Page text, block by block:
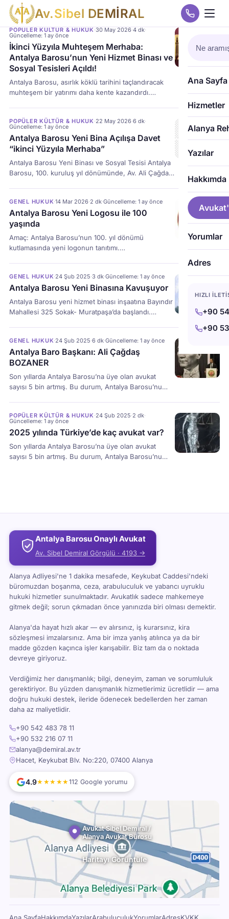
Av.Sibel DEMİRAL
Ana Sayfa
Hizmetler
Alanya
Yazılar
Hakkımda
Yorumlar
Adres
HIZLI
+90
+90
POPÜLER KÜLTÜR & HUKUK·30 May 2026·4 dk·
Güncelleme: 1 ay önce
İkinci Yüzyıla Muhteşem Merhaba:
Antalya Barosu’nun Yeni Hizmet Binası ve
Sosyal Tesisleri Açıldı!
Antalya Barosu, asırlık köklü tarihini taçlandıracak
muhteşem bir yatırımı daha kente kazandırdı.
Binası ve Sosyal Tesisleri, kuruluşun 100. yılında
düzenlenen görkemli bir törenle resmen hizmete
girdi. Türkiye Barolar Birliği (TBB) Başkanı Av. R.
Erinç Sağkan, Antalya Valisi Hulusi Şahin, Muratpaşa
Belediye Başkanı […]
POPÜLER KÜLTÜR & HUKUK·22 May 2026·6 dk·
Güncelleme: 1 ay önce
Antalya Barosu Yeni Bina Açılışa Davet
“ikinci Yüzyıla Merhaba”
Antalya Barosu Yeni Binası ve Sosyal Tesisi Antalya
Barosu, 100. kuruluş yıl dönümünde, Av. Ali Çağdaş
getiriyor. 22 Mayıs 2026 Cuma günü saat 16.00’da
Muratpaşa’da gerçekleştirilecek resmi açılış
töreniyle hizmete girecek olan merkez, yalnızca
fiziki bir yapı olmanın ötesinde, kurumsal bir
vizyonun yansıması olarak […]
GENEL HUKUK·14 Mar 2026·2 dk·Güncelleme: 1 ay önce
Antalya Barosu Yeni Logosu ile 100
yaşında
Amaç: Antalya Barosu’nun 100. yıl dönümü
kutlamasında yeni logonun tanıtımı.
çağrıştıran saat kulesi., defne dalı)
GENEL HUKUK·24 Şub 2025·3 dk·Güncelleme: 1 ay önce
Antalya Barosu Yeni Binasına Kavuşuyor
Antalya Barosu yeni hizmet binası inşaatına Bayındır
Mahallesi 325 Sokak- Muratpaşa’da başlandı.
Erinç Sağkan, Antalya Cumhuriyet Başsavcısı,
Antalya Baro Başkanı Avukat Ali Çağdaş Bozaner,
Önceki Antalya Baro Başkanları Polat Balkan,
Hüseyin Geçilmez, Zafer Köken, Alper Tunga
Bacanlı, Muratpaşa Belediye […]
GENEL HUKUK·24 Şub 2025·6 dk·Güncelleme: 1 ay önce
Antalya Baro Başkanı: Ali Çağdaş
BOZANER
Son yıllarda Antalya Barosu’na üye olan avukat
sayısı 5 bin artmış. Bu durum, Antalya Barosu’nu
büyüme, Antalya Barosu’nun saygınlığının
artmasından kaynaklanıyor.
POPÜLER KÜLTÜR & HUKUK·24 Şub 2025·2 dk·
Güncelleme: 1 ay önce
2025 yılında Türkiye’de kaç avukat var?
Son yıllarda Antalya Barosu’na üye olan avukat
sayısı 5 bin artmış. Bu durum, Antalya Barosu’nu
Antalya Barosu Onaylı Avukat
Av. Sibel Demiral Görgülü · 4193 →
Alanya Adliyesi'ne 1 dakika mesafede, Keykubat Caddesi'ndeki
büromuzdan boşanma, ceza, arabuluculuk ve yabancı uyruklu
hukuki hizmetler sunulmaktadır. Avukatlık sadece mahkemeye
gitmek değil; sorun çıkmadan önce yanınızda biri olması demektir.
Alanya'da hayat hızlı akar — ev alırsınız, iş kurarsınız, kira
sözleşmesi imzalarsınız. Ama bir imza yanlış atılınca ya da bir
madde gözden kaçınca işler karışabilir. Biz tam da o noktada
devreye giriyoruz.
Verdiğimiz her danışmanlık; bilgi, deneyim, zaman ve sorumluluk
gerektiriyor. Bu yüzden danışmanlık hizmetlerimiz ücretlidir — ama
doğru hukuki destek, ileride ödenecek bedellerden her zaman
daha az maliyetlidir.
+90 542 483 78 11
+90 532 216 07 11
alanya@demiral.av.tr
Hacet, Keykubat Blv. No:220, 07400 Alanya
4.9★★★★★112 Google yorumu
Avukat Sibel Demiral /
Alanya Avukat Bürosu
Haritayı Görüntüle